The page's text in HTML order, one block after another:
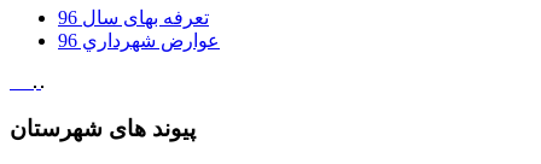
تعرفه بهای سال 96
عوارض شهرداري 96
پیوند های شهرستان